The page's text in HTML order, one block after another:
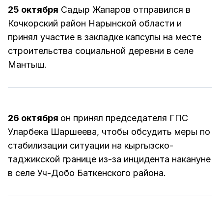
25 октября Садыр Жапаров отправился в
Кочкорский район Нарынской области и
принял участие в закладке капсулы на месте
строительства социальной деревни в селе
Мантыш.
26 октября он принял председателя ГПС
Уларбека Шаршеева, чтобы обсудить меры по
стабилизации ситуации на кыргызско-
таджикской границе из-за инцидента накануне
в селе Уч-Добо Баткенского района.